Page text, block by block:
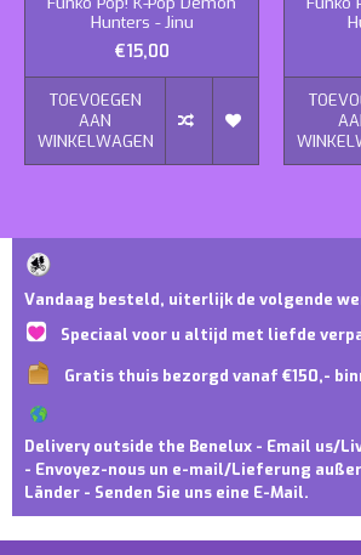
Hunters - Jinu
€15,00
TOEVOEGEN
AAN
WINKELWAGEN
Vandaag besteld, uiterlijk de volgende
Speciaal voor u altijd met liefde
Gratis thuis bezorgd vanaf €150,-
Delivery outside the Benelux - Email us/
- Envoyez-nous un e-mail/Lieferung
Länder - Senden Sie uns eine E-Mail.